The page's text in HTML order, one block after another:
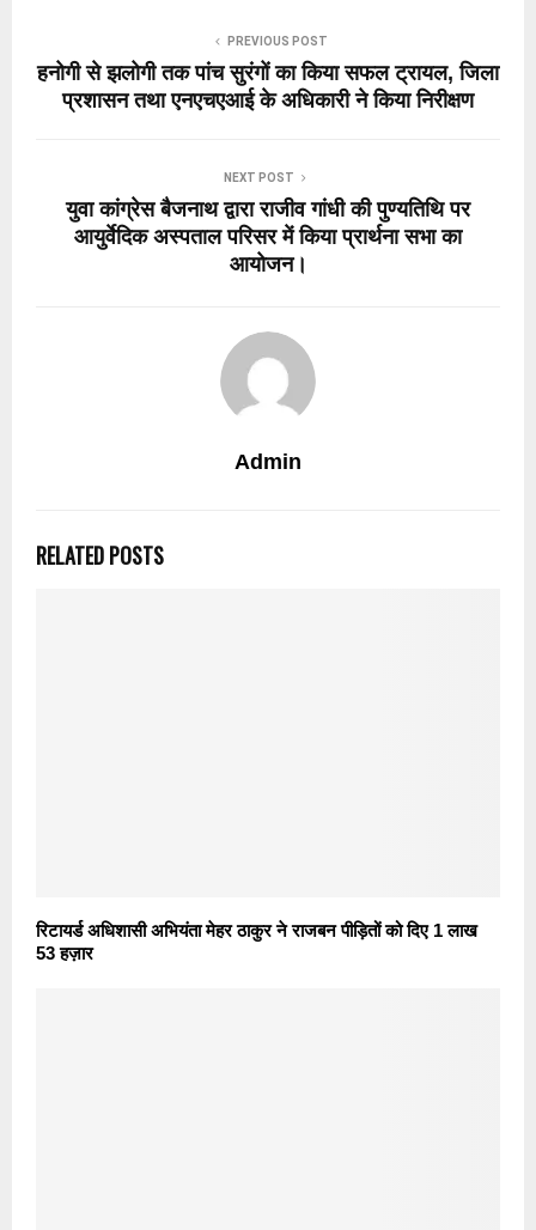
PREVIOUS POST
हनोगी से झलोगी तक पांच सुरंगों का किया सफल ट्रायल, जिला
प्रशासन तथा एनएचएआई के अधिकारी ने किया निरीक्षण
NEXT POST
युवा कांग्रेस बैजनाथ द्वारा राजीव गांधी की पुण्यतिथि पर
आयुर्वेदिक अस्पताल परिसर में किया प्रार्थना सभा का
आयोजन।
Admin
RELATED POSTS
रिटायर्ड अधिशासी अभियंता मेहर ठाकुर ने राजबन पीड़ितों को दिए 1 लाख
53 हज़ार